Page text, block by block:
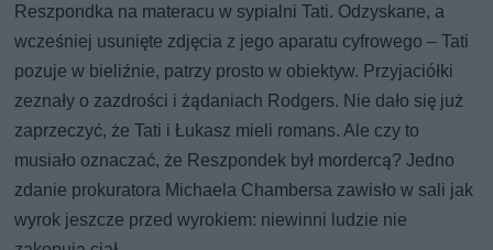
Reszpondka na materacu w sypialni Tati. Odzyskane, a
wcześniej usunięte zdjęcia z jego aparatu cyfrowego – Tati
pozuje w bieliźnie, patrzy prosto w obiektyw. Przyjaciółki
zeznały o zazdrości i żądaniach Rodgers. Nie dało się już
zaprzeczyć, że Tati i Łukasz mieli romans. Ale czy to
musiało oznaczać, że Reszpondek był mordercą? Jedno
zdanie prokuratora Michaela Chambersa zawisło w sali jak
wyrok jeszcze przed wyrokiem: niewinni ludzie nie